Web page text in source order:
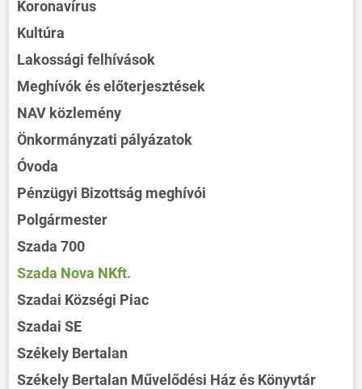
Koronavírus
Kultúra
Lakossági felhívások
Meghívók és előterjesztések
NAV közlemény
Önkormányzati pályázatok
Óvoda
Pénzügyi Bizottság meghívói
Polgármester
Szada 700
Szada Nova NKft.
Szadai Községi Piac
Szadai SE
Székely Bertalan
Székely Bertalan Művelődési Ház és Könyvtár